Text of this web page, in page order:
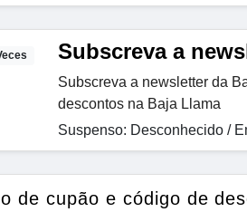
Subscreva a
Subscreva a newsletter da
descontos na Baja Llama
Suspenso: Desconhecido /
de cupão e código de